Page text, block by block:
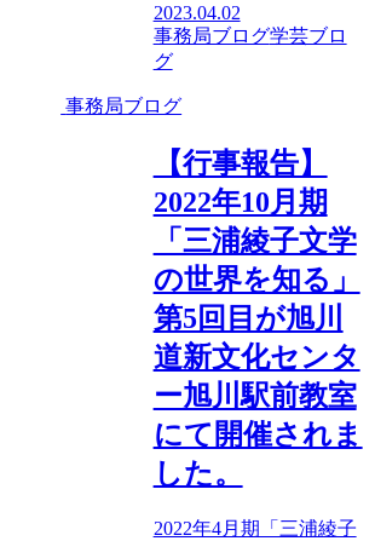
2023.04.02
事務局ブログ学芸ブロ
グ
事務局ブログ
【行事報告】
2022年10月期
「三浦綾子文学
の世界を知る」
第5回目が旭川
道新文化センタ
ー旭川駅前教室
にて開催されま
した。
2022年4月期「三浦綾子